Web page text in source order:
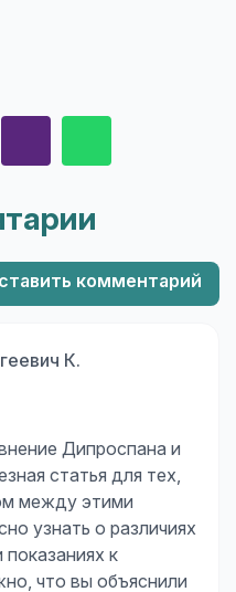
комментарий
К.
Дипроспана и
статья для тех,
между этими
узнать о различиях
к
что вы объяснили